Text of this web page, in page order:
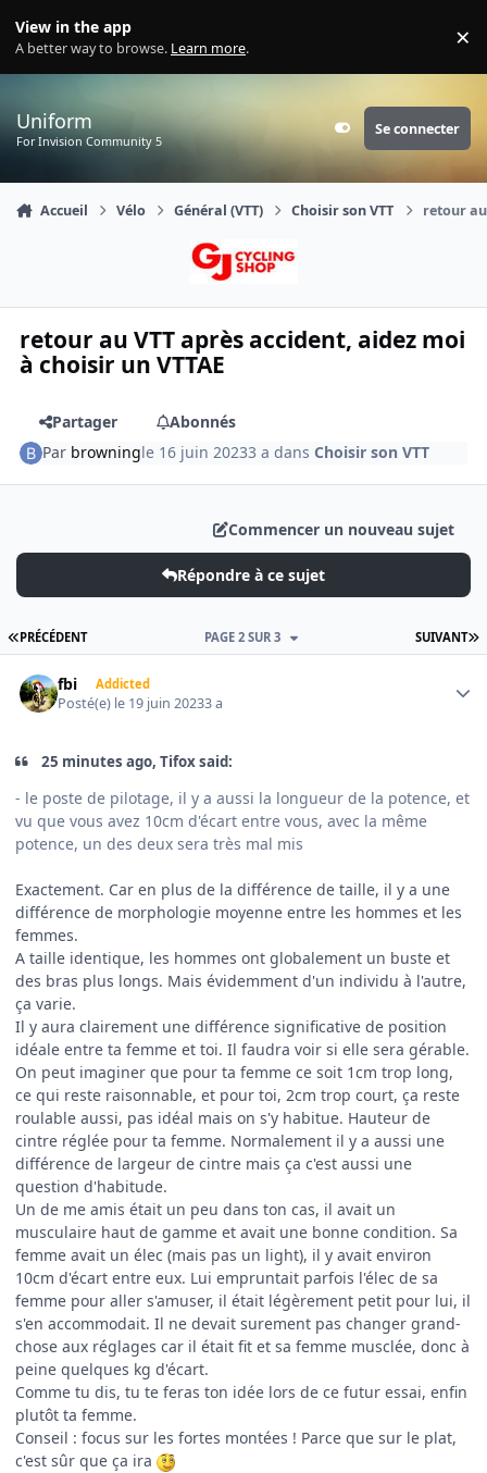
View in the app
A better way to browse. Learn more. ×
Uniform
For Invision Community 5 Customizer
Se connecter
Accueil Vélo Général (VTT) Choisir son VTT retour au
retour au VTT après accident, aidez moi
à choisir un VTTAE
Partager
Abonnés
Par browningle 16 juin 20233 a dans Choisir son VTT
Commencer un nouveau sujet
Répondre à ce sujet
PREMIÈRE PAGE
PRÉCÉDENT SUIVANT
PAGE 2 SUR 3
fbi Addicted
Posté(e) le 19 juin 20233 a
25 minutes ago, Tifox said:
- le poste de pilotage, il y a aussi la longueur de la potence, et
vu que vous avez 10cm d'écart entre vous, avec la même
potence, un des deux sera très mal mis
Exactement. Car en plus de la différence de taille, il y a une
différence de morphologie moyenne entre les hommes et les
femmes.
A taille identique, les hommes ont globalement un buste et
des bras plus longs. Mais évidemment d'un individu à l'autre,
ça varie.
Il y aura clairement une différence significative de position
idéale entre ta femme et toi. Il faudra voir si elle sera gérable.
On peut imaginer que pour ta femme ce soit 1cm trop long,
ce qui reste raisonnable, et pour toi, 2cm trop court, ça reste
roulable aussi, pas idéal mais on s'y habitue. Hauteur de
cintre réglée pour ta femme. Normalement il y a aussi une
différence de largeur de cintre mais ça c'est aussi une
question d'habitude.
Un de me amis était un peu dans ton cas, il avait un
musculaire haut de gamme et avait une bonne condition. Sa
femme avait un élec (mais pas un light), il y avait environ
10cm d'écart entre eux. Lui empruntait parfois l'élec de sa
femme pour aller s'amuser, il était légèrement petit pour lui, il
s'en accommodait. Il ne devait surement pas changer grand-
chose aux réglages car il était fit et sa femme musclée, donc à
peine quelques kg d'écart.
Comme tu dis, tu te feras ton idée lors de ce futur essai, enfin
plutôt ta femme.
Conseil : focus sur les fortes montées ! Parce que sur le plat,
c'est sûr que ça ira